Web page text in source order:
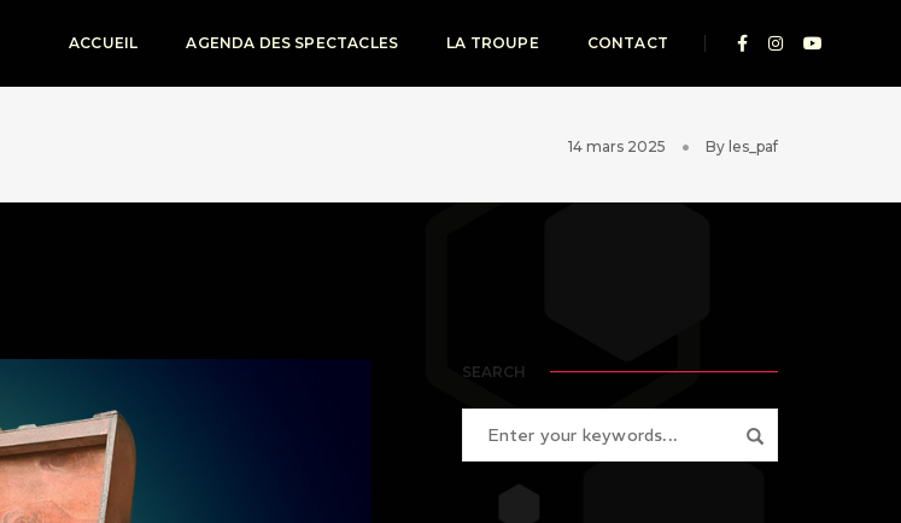
ACCUEIL AGENDA DES SPECTACLES LA TROUPE CONTACT
14 mars 2025 By les_paf
SEARCH